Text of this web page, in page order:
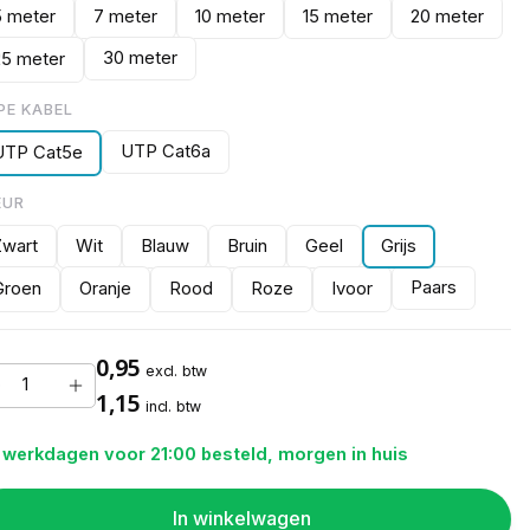
meter
7 meter 10 meter 15 meter
20 meter
meter
30 meter
KABEL
Cat5e UTP Cat6a
Wit Blauw Bruin Geel
Grijs
Oranje Rood Roze Ivoor Paars
0,95 excl. btw
1,15 incl. btw
werkdagen voor 21:00 besteld, morgen in huis
In winkelwagen